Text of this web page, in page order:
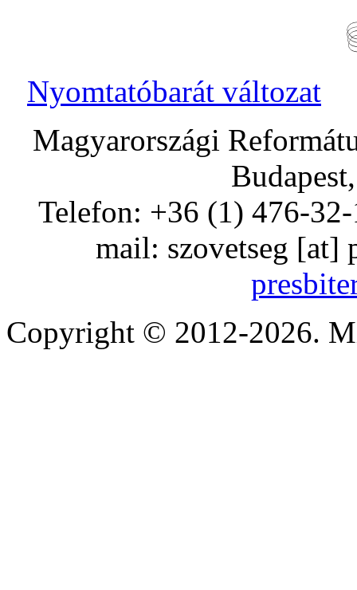
Nyomtatóbarát változat
Magyarországi
Telefon: +36 (1) 476-
mail: szovetseg [at]
Copyright © 2012-2026.